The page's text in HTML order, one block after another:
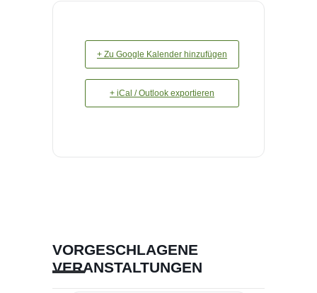
+ Zu Google Kalender hinzufügen
+ iCal / Outlook exportieren
VORGESCHLAGENE
VERANSTALTUNGEN